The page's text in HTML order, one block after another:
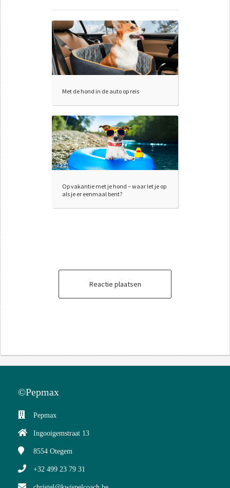
Met de hond in de auto op reis
Op vakantie met je hond – waar let je op
als je er eenmaal bent?
Reactie plaatsen
©Pepmax
Pepmax
Ingooigemstraat 13
8554 Otegem
+32 499 23 79 31